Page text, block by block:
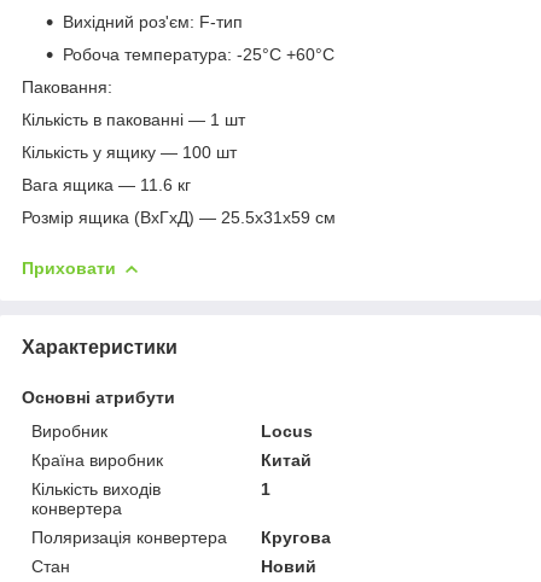
Вихідний роз'єм: F-тип
Робоча температура: -25°С +60°C
Паковання:
Кількість в пакованні — 1 шт
Кількість у ящику — 100 шт
Вага ящика — 11.6 кг
Розмір ящика (ВxГxД) — 25.5x31x59 см
Приховати
Характеристики
Основні атрибути
Виробник
Locus
Країна виробник
Китай
Кількість виходів
конвертера
1
Поляризація конвертера
Кругова
Стан
Новий